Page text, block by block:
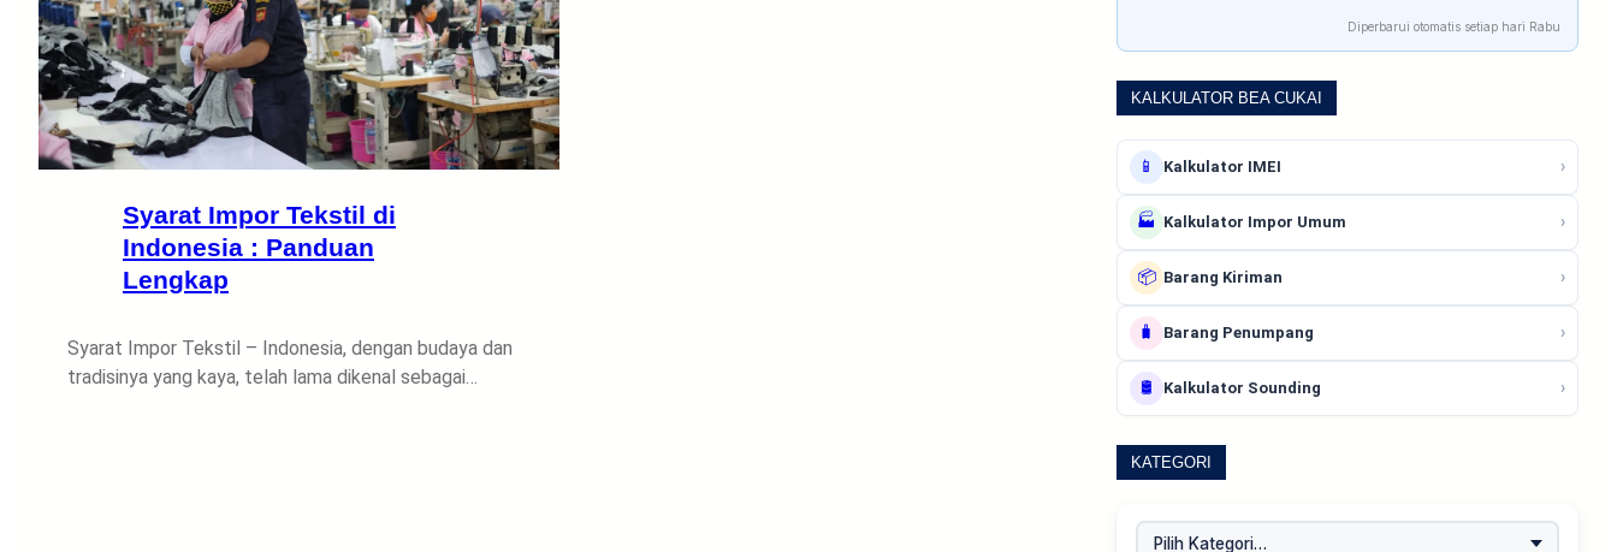
Syarat Impor Tekstil di
Indonesia : Panduan
Lengkap
Syarat Impor Tekstil – Indonesia, dengan budaya dan
tradisinya yang kaya, telah lama dikenal sebagai…
Diperbarui otomatis setiap hari Rabu
KALKULATOR BEA CUKAI
📱 Kalkulator IMEI ›
🏭 Kalkulator Impor Umum ›
📦 Barang Kiriman ›
🧳 Barang Penumpang ›
🛢️ Kalkulator Sounding ›
KATEGORI